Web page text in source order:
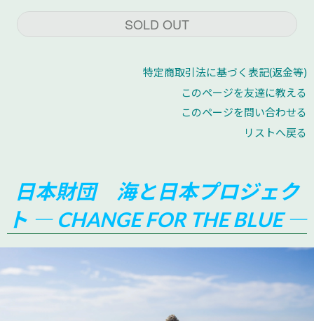
SOLD OUT
特定商取引法に基づく表記(返金等)
このページを友達に教える
このページを問い合わせる
リストへ戻る
日本財団 海と日本プロジェク
ト ― CHANGE FOR THE BLUE ―